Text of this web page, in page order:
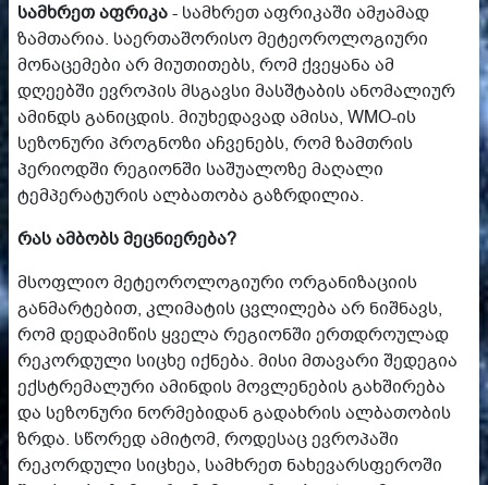
სამხრეთ აფრიკა- სამხრეთ აფრიკაში ამჟამად
ზამთარია. საერთაშორისო მეტეოროლოგიური
მონაცემები არ მიუთითებს, რომ ქვეყანა ამ
დღეებში ევროპის მსგავსი მასშტაბის ანომალიურ
ამინდს განიცდის. მიუხედავად ამისა, WMO-ის
სეზონური პროგნოზი აჩვენებს, რომ ზამთრის
პერიოდში რეგიონში საშუალოზე მაღალი
ტემპერატურის ალბათობა გაზრდილია.
რას ამბობს მეცნიერება?
მსოფლიო მეტეოროლოგიური ორგანიზაციის
განმარტებით, კლიმატის ცვლილება არ ნიშნავს,
რომ დედამიწის ყველა რეგიონში ერთდროულად
რეკორდული სიცხე იქნება. მისი მთავარი შედეგია
ექსტრემალური ამინდის მოვლენების გახშირება
და სეზონური ნორმებიდან გადახრის ალბათობის
ზრდა. სწორედ ამიტომ, როდესაც ევროპაში
რეკორდული სიცხეა, სამხრეთ ნახევარსფეროში